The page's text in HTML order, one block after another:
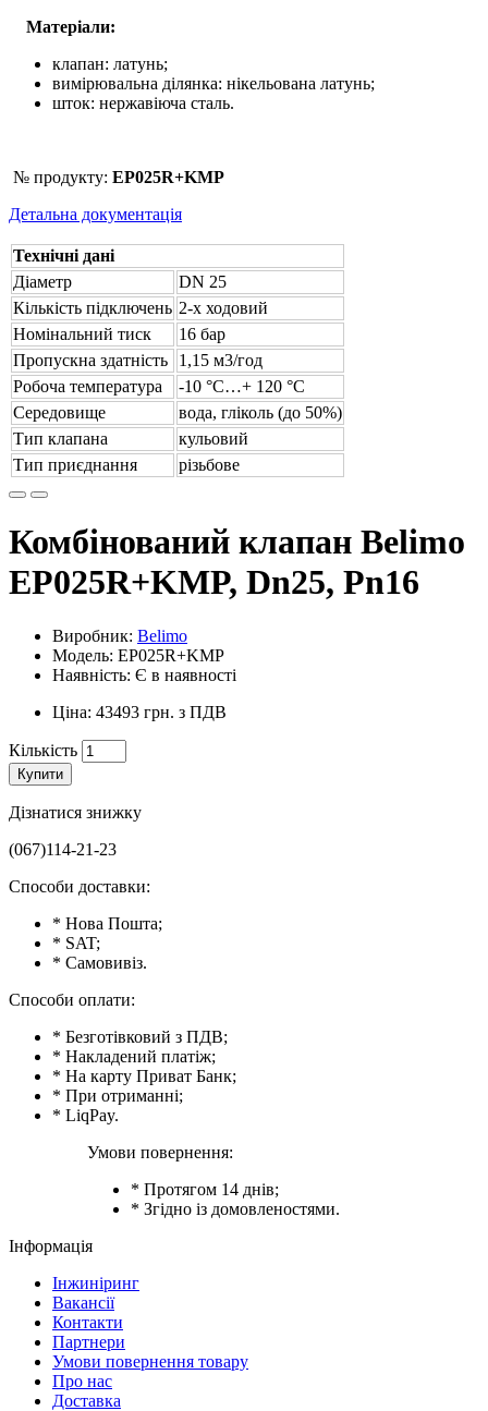
Матеріали:
клапан: латунь;
вимірювальна ділянка: нікельована латунь;
шток: нержавіюча сталь.
№ продукту: EP025R+KMP
Детальна документація
Технічні дані
Діаметр
DN 25
Кількість підключень 2-х ходовий
Номінальний тиск
16 бар
Пропускна здатність
1,15 м3/год
Робоча температура
-10 °С…+ 120 °С
Середовище
вода, гліколь (до 50%)
Тип клапана
кульовий
Тип приєднання
різьбове
Комбінований клапан Belimo
EP025R+KMP, Dn25, Pn16
Виробник: Belimo
Модель: EP025R+KMP
Наявність: Є в наявності
Ціна: 43493 грн. з ПДВ
Кількість
Купити
Дізнатися знижку
(067)114-21-23
Способи доставки:
* Нова Пошта;
* SAT;
* Самовивіз.
Способи оплати:
* Безготівковий з ПДВ;
* Накладений платіж;
* На карту Приват Банк;
* При отриманні;
* LiqPay.
Умови повернення:
* Протягом 14 днів;
* Згідно із домовленостями.
Інформація
Інжиніринг
Вакансії
Контакти
Партнери
Умови повернення товару
Про нас
Доставка